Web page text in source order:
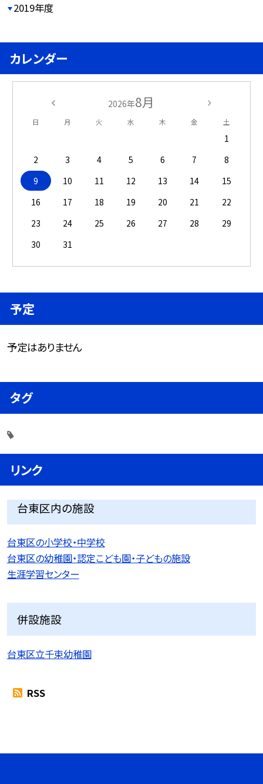
2019年度
カレンダー
2026年8月
日 月 火 水 木 金 土
1
2
3 4 5 6 7
8
9
10 11 12 13 14
15
16
17 18 19 20 21
22
23
24 25 26 27 28
29
30
31
予定
予定はありません
タグ
リンク
台東区内の施設
台東区の小学校・中学校
台東区の幼稚園・認定こども園・子どもの施設
生涯学習センター
併設施設
台東区立千束幼稚園
RSS